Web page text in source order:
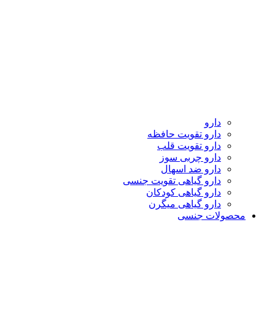
دارو
دارو تقویت حافظه
دارو تقویت قلب
دارو چربی سوز
دارو ضد اسهال
دارو گیاهی تقویت جنسی
دارو گیاهی کودکان
دارو گیاهی میگرن
محصولات جنسی